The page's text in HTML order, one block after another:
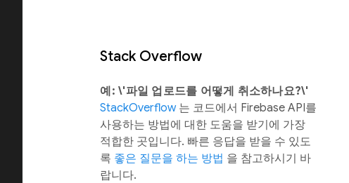
Stack Overflow
예: \'파일 업로드를 어떻게 취소하나요?\'
StackOverflow 는 코드에서 Firebase API를
사용하는 방법에 대한 도움을 받기에 가장
적합한 곳입니다. 빠른 응답을 받을 수 있도
록 좋은 질문을 하는 방법 을 참고하시기 바
랍니다.